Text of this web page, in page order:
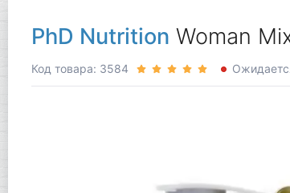
PhD Nutrition Woman
Код товара: 3584